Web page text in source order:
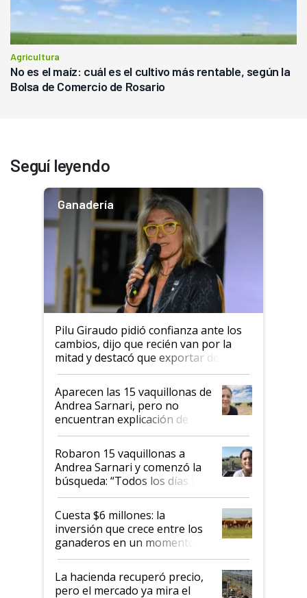
Agricultura
No es el maíz: cuál es el cultivo más rentable, según la
Bolsa de Comercio de Rosario
Seguí leyendo
Ganadería
Pilu Giraudo pidió confianza ante los
cambios, dijo que recién van por la
mitad y destacó que exportar dejó de
ser "para unos pocos": "Tenemos un
mandato muy claro del gobierno
nacional"
Aparecen las 15 vaquillonas de
Andrea Sarnari, pero no
encuentran explicación de
cómo llegaron allí
Robaron 15 vaquillonas a
Andrea Sarnari y comenzó la
búsqueda: “Todos los días le
toca a algún productor”
Cuesta $6 millones: la
inversión que crece entre los
ganaderos en un momento
histórico para la actividad
La hacienda recuperó precio,
pero el mercado ya mira el